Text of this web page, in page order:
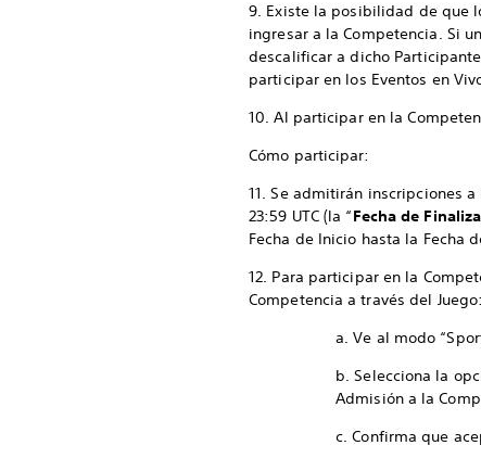
9. Existe la posibilidad de que
ingresar a la Competencia. Si
descalificar a dicho
participar en los Eventos en
10. Al participar en la
Cómo participar:
11. Se admitirán inscripciones
23:59 UTC (la “Fecha de
Fecha de Inicio hasta la Fecha
12. Para participar en la
Competencia a través del Juego:
a. Ve al modo
b. Selecciona la
Admisión a la
c. Confirma que